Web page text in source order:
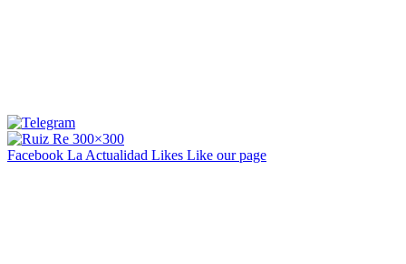
Facebook La Actualidad Likes Like our page